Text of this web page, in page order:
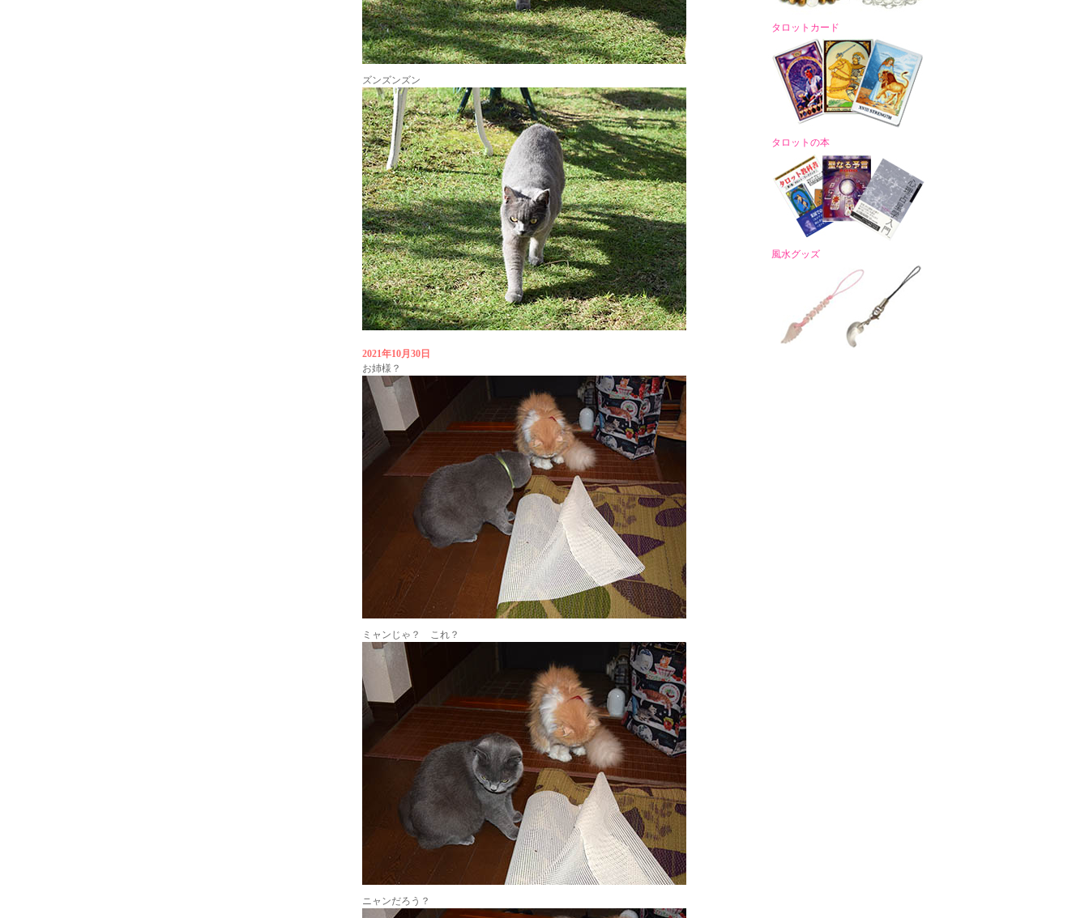
ズンズンズン
2021年10月30日
お姉様？
ミャンじゃ？ これ？
ニャンだろう？
タロットカード
タロットの本
風水グッズ